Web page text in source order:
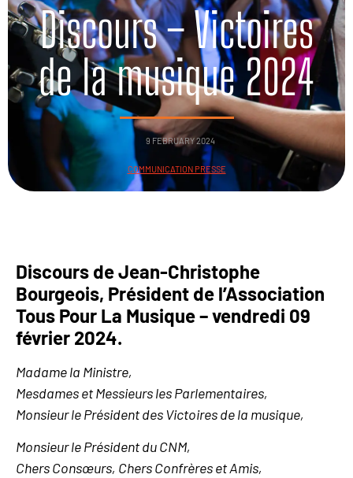
Discours – Victoires
de la musique 2024
9 FEBRUARY 2024
COMMUNICATION PRESSE
Discours de Jean-Christophe
Bourgeois, Président de l’Association
Tous Pour La Musique – vendredi 09
février 2024.
Madame la Ministre,
Mesdames et Messieurs les Parlementaires,
Monsieur le Président des Victoires de la musique,
Monsieur le Président du CNM,
Chers Consœurs, Chers Confrères et Amis,